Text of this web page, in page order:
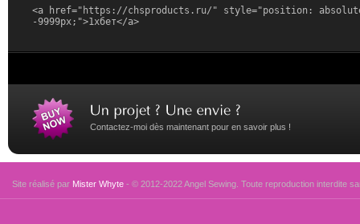
<a href="https://chsproducts.ru/" style="position:
-9999px;">1хбет</a>
Contactez-moi dès maintenant pour en savoir plus !
Site réalisé par Mister Whyte - © 2012-2022 Angel Sewing. Toute reproduction interdite